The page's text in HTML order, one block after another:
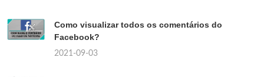
Como visualizar todos os comentários do
Facebook?
2021-09-03